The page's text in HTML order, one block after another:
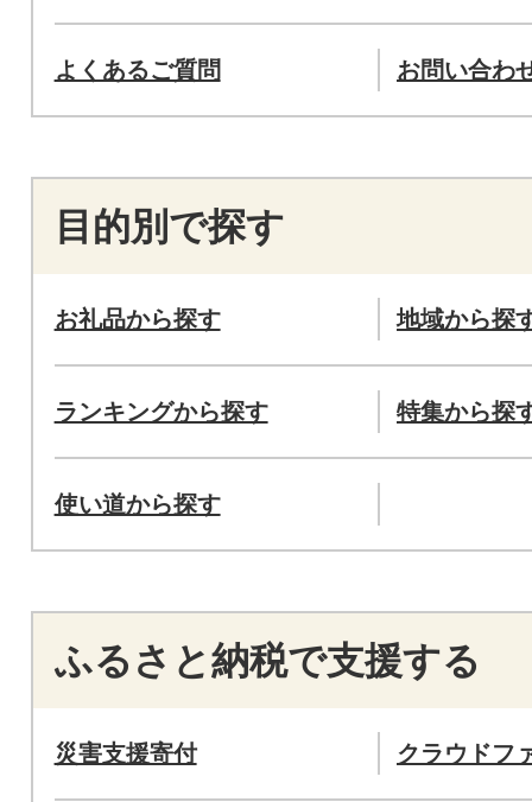
よくあるご質問 お問い合わ
目的別で探す
お礼品から探す 地域から探
ランキングから探す 特集から探
使い道から探す
ふるさと納税で支援する
災害支援寄付 クラウドフ